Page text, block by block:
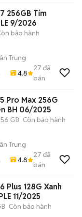
256GB Tím
9/2026
bảo hành
Trung
4.8
27 đã
bán
Pro Max 256G
BH 06/2025
GB Còn bảo hành
Trung
4.8
27 đã
bán
Plus 128G Xanh
11/2025
Còn bảo hành